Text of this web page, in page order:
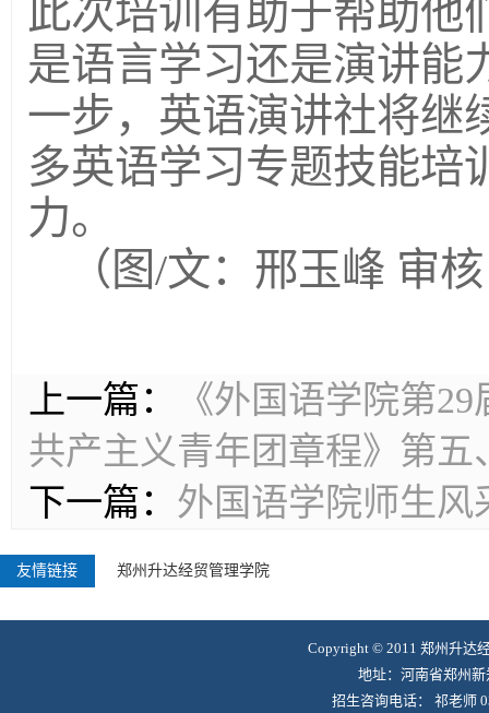
此次培训有助于帮助他
是语言学习还是演讲能
一步，英语演讲社将继
多英语学习专题技能培
力。
（图/文：邢玉峰 审
上一篇：
《外国语学院第
共产主义青年团章程》第五
下一篇： 外国语学院师生风
友情链接 郑州升达经贸管理学院
Copyright © 2011 郑州升达
地址：河南省郑州
招生咨询电话： 祁老师